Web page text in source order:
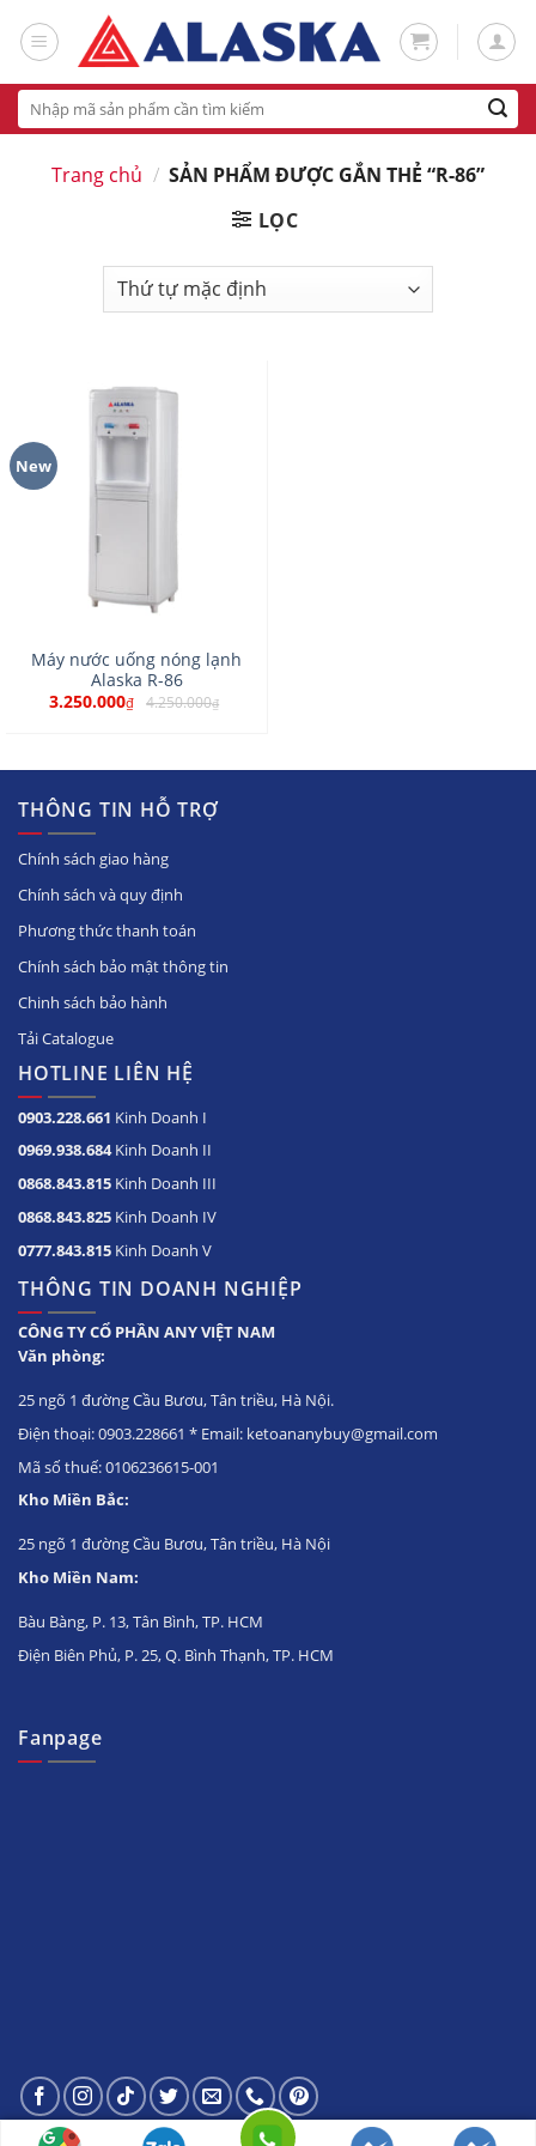
Tìm
kiếm:
Trang chủ / SẢN PHẨM ĐƯỢC GẮN THẺ “R-86”
LỌC
New
Máy nước uống nóng lạnh
Alaska R-86
3.250.000₫ 4.250.000₫
THÔNG TIN HỖ TRỢ
Chính sách giao hàng
Chính sách và quy định
Phương thức thanh toán
Chính sách bảo mật thông tin
Chinh sách bảo hành
Tải Catalogue
HOTLINE LIÊN HỆ
0903.228.661 Kinh Doanh I
0969.938.684Kinh Doanh II
0868.843.815 Kinh Doanh III
0868.843.825 Kinh Doanh IV
0777.843.815 Kinh Doanh V
THÔNG TIN DOANH NGHIỆP
CÔNG TY CỔ PHẦN ANY VIỆT NAM
Văn phòng:
25 ngõ 1 đường Cầu Bươu, Tân triều, Hà Nội.
Điện thoại: 0903.228661 * Email: ketoananybuy@gmail.com
Mã số thuế: 0106236615-001
Kho Miền Bắc:
25 ngõ 1 đường Cầu Bươu, Tân triều, Hà Nội
Kho Miền Nam:
Bàu Bàng, P. 13, Tân Bình, TP. HCM
Điện Biên Phủ, P. 25, Q. Bình Thạnh, TP. HCM
Fanpage